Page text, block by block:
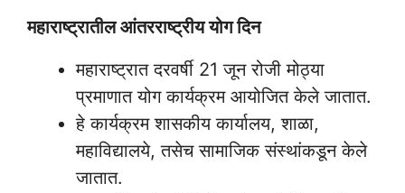
महाराष्ट्रातील आंतरराष्ट्रीय योग दिन
महाराष्ट्रात दरवर्षी 21 जून रोजी मोठ्या
प्रमाणात योग कार्यक्रम आयोजित केले जातात.
हे कार्यक्रम शासकीय कार्यालय, शाळा,
महाविद्यालये, तसेच सामाजिक संस्थांकडून केले
जातात.